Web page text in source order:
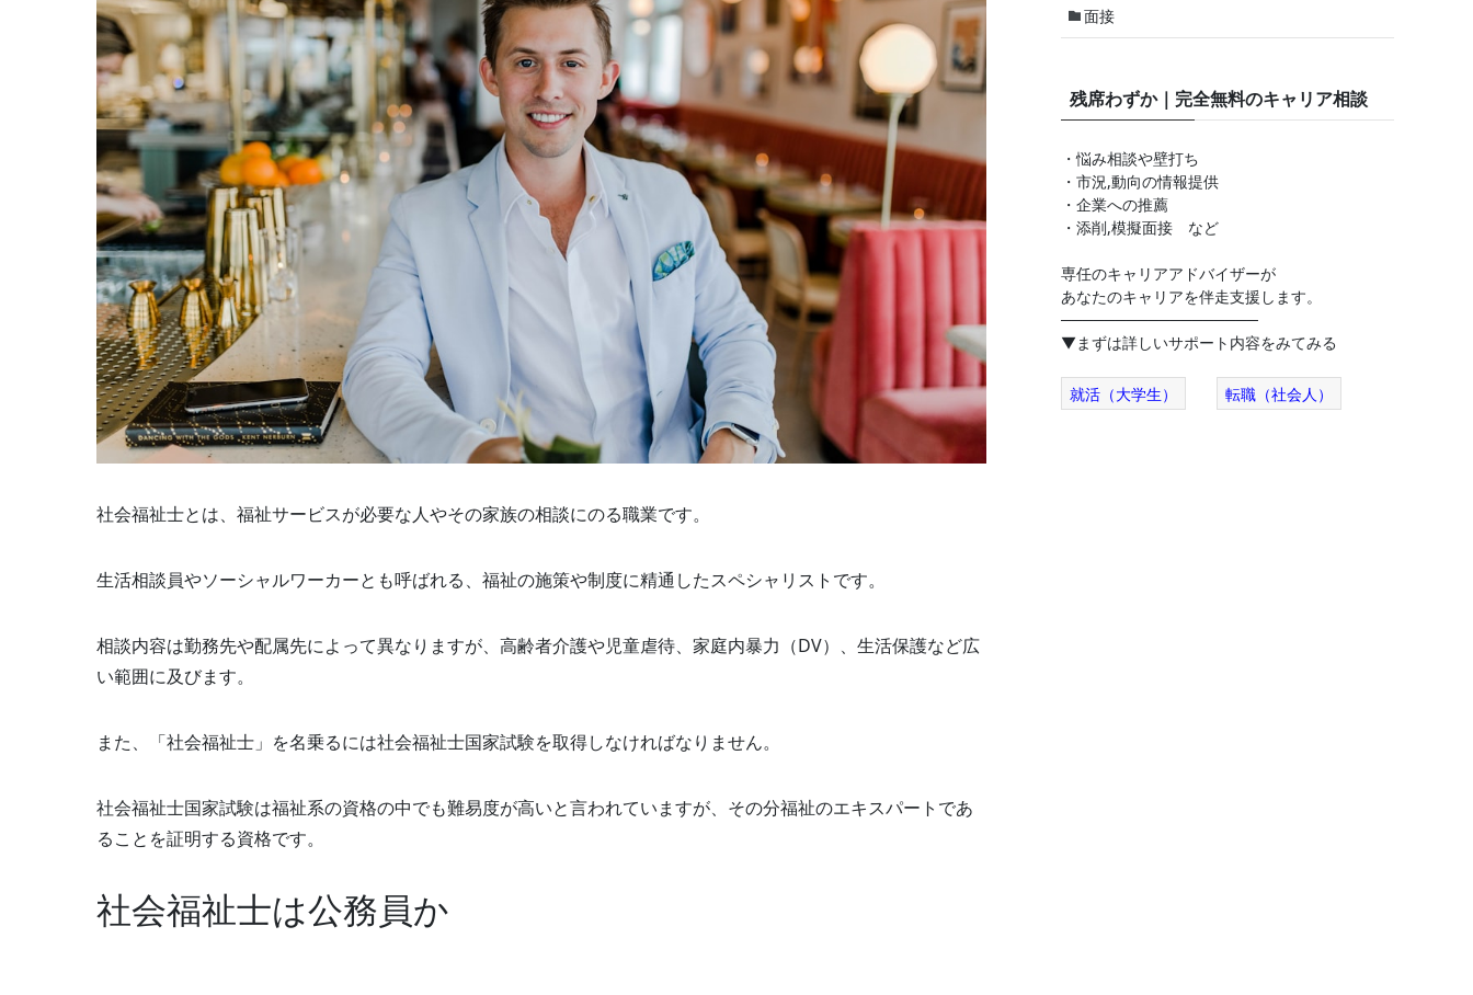
社会福祉士とは、福祉サービスが必要な人やその家族の相談にのる職業です。
生活相談員やソーシャルワーカーとも呼ばれる、福祉の施策や制度に精通したスペシャリストです。
相談内容は勤務先や配属先によって異なりますが、高齢者介護や児童虐待、家庭内暴力（DV）、生活保護など広
い範囲に及びます。
また、「社会福祉士」を名乗るには社会福祉士国家試験を取得しなければなりません。
社会福祉士国家試験は福祉系の資格の中でも難易度が高いと言われていますが、その分福祉のエキスパートであ
ることを証明する資格です。
社会福祉士は公務員か
面接
残席わずか｜完全無料のキャリア相談
・悩み相談や壁打ち
・市況,動向の情報提供
・企業への推薦
・添削,模擬面接 など
専任のキャリアアドバイザーが
あなたのキャリアを伴走支援します。
──────────────────
▼まずは詳しいサポート内容をみてみる
就活（大学生） 転職（社会人）